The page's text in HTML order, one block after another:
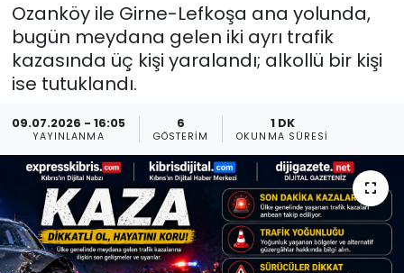
Ozanköy ile Girne-Lefkoşa ana yolunda,
bugün meydana gelen iki ayrı trafik
kazasında üç kişi yaralandı; alkollü bir kişi
ise tutuklandı.
09.07.2026 - 16:05
YAYINLANMA
6
GÖSTERIM
1 DK
OKUNMA SÜRESI
GEZİ
Güncel
Gündem
KKTC
KKTC YEREL SEÇİM 2018
Kültür Sanat